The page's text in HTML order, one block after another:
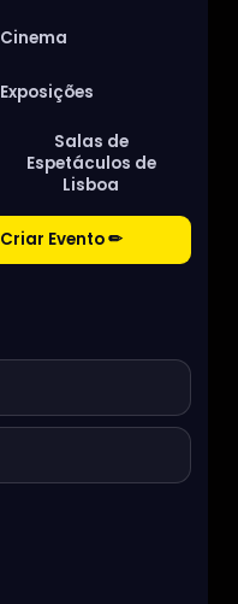
Cinema
Exposições
Salas de
Espetáculos de
Lisboa
Criar Evento ✏